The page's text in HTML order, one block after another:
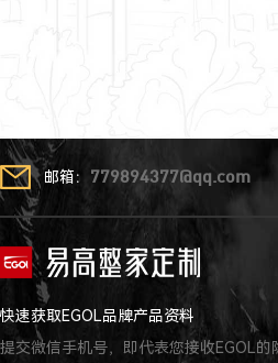
邮箱： 779894377@qq.com
快速获取EGOL品牌产品资料
提交微信手机号，即代表您接收EGOL的